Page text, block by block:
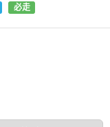
必走